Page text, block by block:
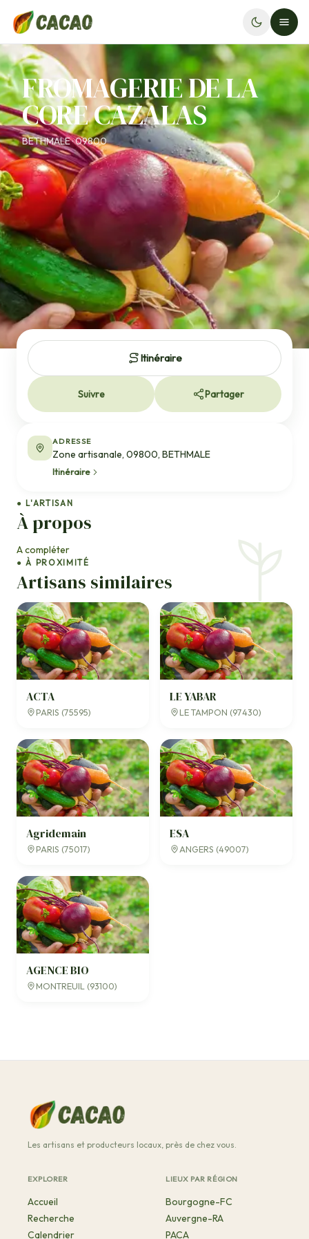
FROMAGERIE DE LA
CORE CAZALAS
BETHMALE · 09800
● L'ARTISAN
À propos
A compléter
● À PROXIMITÉ
Artisans similaires
ACTA
PARIS (75595)
LE YABAR
LE TAMPON (97430)
Agridemain
PARIS (75017)
ESA
ANGERS (49007)
AGENCE BIO
MONTREUIL (93100)
Itinéraire
Suivre Partager
ADRESSE
Zone artisanale, 09800, BETHMALE
Itinéraire
Les artisans et producteurs locaux, près de chez vous.
EXPLORER
Accueil
Recherche
Calendrier
LIEUX PAR RÉGION
Bourgogne-FC
Auvergne-RA
PACA